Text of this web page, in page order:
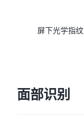
屏下光学指纹
面部识别